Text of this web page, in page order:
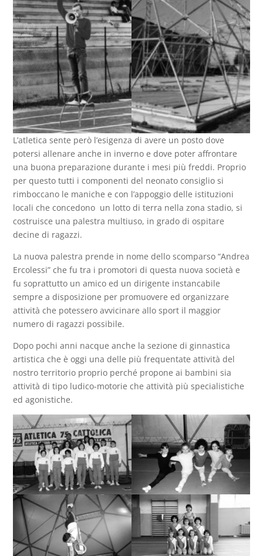
L’atletica sente però l’esigenza di avere un posto dove
potersi allenare anche in inverno e dove poter affrontare
una buona preparazione durante i mesi più freddi. Proprio
per questo tutti i componenti del neonato consiglio si
rimboccano le maniche e con l’appoggio delle istituzioni
locali che concedono un lotto di terra nella zona stadio, si
costruisce una palestra multiuso, in grado di ospitare
decine di ragazzi.
La nuova palestra prende in nome dello scomparso “Andrea
Ercolessi” che fu tra i promotori di questa nuova società e
fu soprattutto un amico ed un dirigente instancabile
sempre a disposizione per promuovere ed organizzare
attività che potessero avvicinare allo sport il maggior
numero di ragazzi possibile.
Dopo pochi anni nacque anche la sezione di ginnastica
artistica che è oggi una delle più frequentate attività del
nostro territorio proprio perché propone ai bambini sia
attività di tipo ludico-motorie che attività più specialistiche
ed agonistiche.